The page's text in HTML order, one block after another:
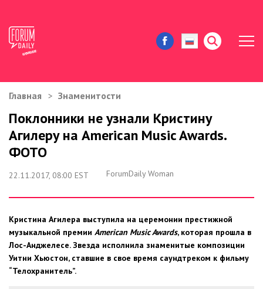
ИММИГРАЦИЯ В США
ЗДОРОВЬЕ И КРАСОТА
ДОМ И ЕДА
Главная Знаменитости
Поклонники не узнали Кристину
Агилеру на American Music Awards.
ФОТО
22.11.2017, 08:00 EST ForumDaily Woman
Кристина Агилера выступила на церемонии престижной
музыкальной премии American Music Awards, которая прошла в
Лос-Анджелесе. Звезда исполнила знаменитые композиции
Уитни Хьюстон, ставшие в свое время саундтреком к фильму
“Телохранитель”.